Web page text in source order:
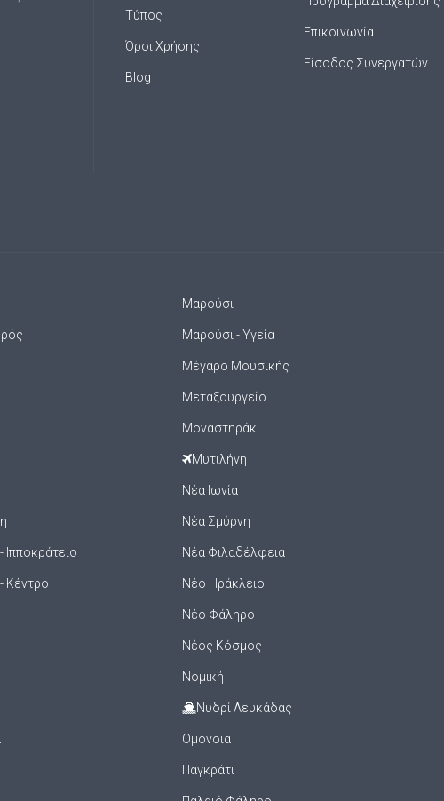
Τύπος
Όροι Χρήσης
Blog
Επικοινωνία
Είσοδος Συνεργατών
Κέντρο
Μαρούσι
Μαρούσι - Υγεία
Μέγαρο Μουσικής
Μεταξουργείο
Μοναστηράκι
Μυτιλήνη
Νέα Ιωνία
Νέα Σμύρνη
Νέα Φιλαδέλφεια
Νέο Ηράκλειο
Νέο Φάληρο
Νέος Κόσμος
Νομική
Νυδρί Λευκάδας
Ομόνοια
Παγκράτι